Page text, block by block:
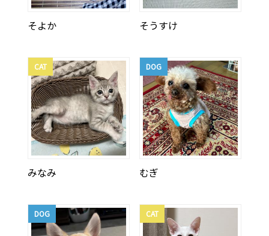
そよか そうすけ
CAT
みなみ
DOG
むぎ
DOG CAT